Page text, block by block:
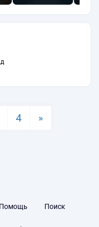
4 »
Помощь Поиск